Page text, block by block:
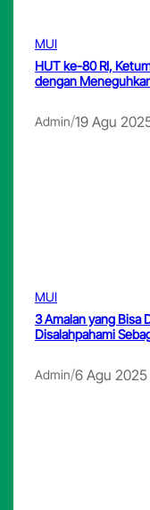
MUI
HUT ke-80 RI,
dengan
Admin/19 Agu
MUI
3 Amalan yang Bisa
Disalahpahami
Admin/6 Agu 2025